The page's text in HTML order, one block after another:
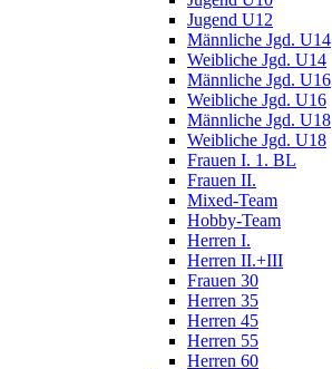
Jugend U12
Männliche Jgd. U14
Weibliche Jgd. U14
Männliche Jgd. U16
Weibliche Jgd. U16
Männliche Jgd. U18
Weibliche Jgd. U18
Frauen I. 1. BL
Frauen II.
Mixed-Team
Hobby-Team
Herren I.
Herren II.+III
Frauen 30
Herren 35
Herren 45
Herren 55
Herren 60